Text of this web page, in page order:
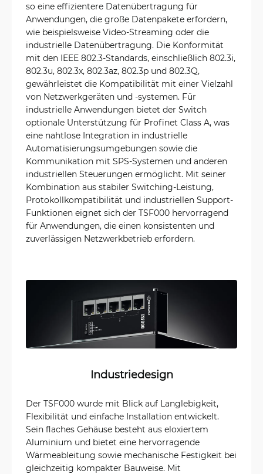
so eine effizientere Datenübertragung für
Anwendungen, die große Datenpakete erfordern,
wie beispielsweise Video-Streaming oder die
industrielle Datenübertragung. Die Konformität
mit den IEEE 802.3-Standards, einschließlich 802.3i,
802.3u, 802.3x, 802.3az, 802.3p und 802.3Q,
gewährleistet die Kompatibilität mit einer Vielzahl
von Netzwerkgeräten und -systemen. Für
industrielle Anwendungen bietet der Switch
optionale Unterstützung für Profinet Class A, was
eine nahtlose Integration in industrielle
Automatisierungsumgebungen sowie die
Kommunikation mit SPS-Systemen und anderen
industriellen Steuerungen ermöglicht. Mit seiner
Kombination aus stabiler Switching-Leistung,
Protokollkompatibilität und industriellen Support-
Funktionen eignet sich der TSF000 hervorragend
für Anwendungen, die einen konsistenten und
zuverlässigen Netzwerkbetrieb erfordern.
Industriedesign
Der TSF000 wurde mit Blick auf Langlebigkeit,
Flexibilität und einfache Installation entwickelt.
Sein flaches Gehäuse besteht aus eloxiertem
Aluminium und bietet eine hervorragende
Wärmeableitung sowie mechanische Festigkeit bei
gleichzeitig kompakter Bauweise. Mit